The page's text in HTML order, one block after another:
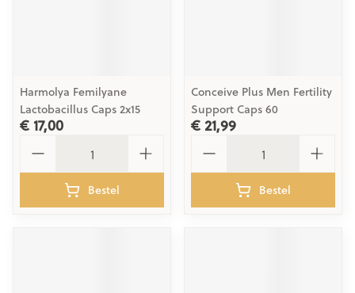
Harmolya Femilyane
Lactobacillus Caps 2x15
€ 17,00
Bestel
Conceive Plus Men Fertility
Support Caps 60
€ 21,99
Bestel